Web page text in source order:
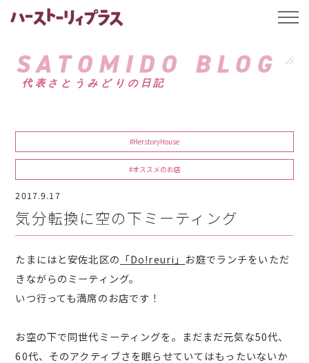
ハーストーリィプ
SATOMIDO BLOG
代表さとうみどりの日記
#HerstoryHouse
#オススメのお店
2017.9.17
気分転換に空の下ミーティング
たまにはと安佐北区の 「Do!reuri」 お庭でランチをいただ
きながらのミーティング。
いつ行っても満席のお店です！
お空の下で同世代ミーティングを。まだまだ元気な50代、
60代、そのアクティブさを眠らせていてはもったいないか
t
l
a
n